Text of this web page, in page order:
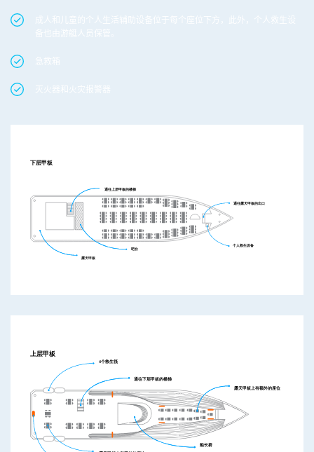
成人和儿童的个人生活辅助设备位于每个座位下方，此外，个人救生设
备也由游艇人员保管。
急救箱
灭火器和火灾报警器